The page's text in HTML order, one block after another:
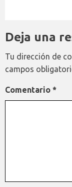
Deja una
Tu dirección de
campos
Comentario *